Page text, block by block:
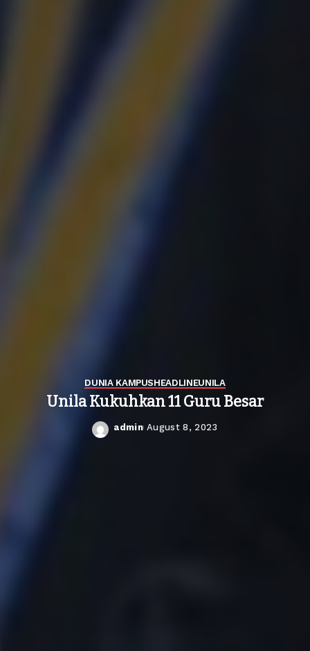
DUNIA KAMPUSHEADLINEUNILA
Unila Kukuhkan 11 Guru Besar
Posted
admin August 8, 2023